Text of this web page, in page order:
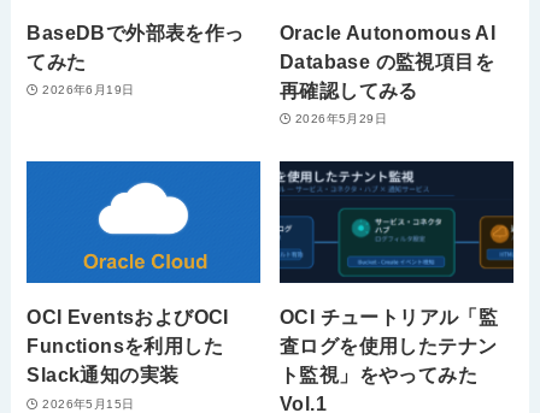
BaseDBで外部表を作っ
てみた
2026年6月19日
Oracle Autonomous AI
Database の監視項目を
再確認してみる
2026年5月29日
OCI EventsおよびOCI
Functionsを利用した
Slack通知の実装
2026年5月15日
OCI チュートリアル「監
査ログを使用したテナン
ト監視」をやってみた
Vol.1